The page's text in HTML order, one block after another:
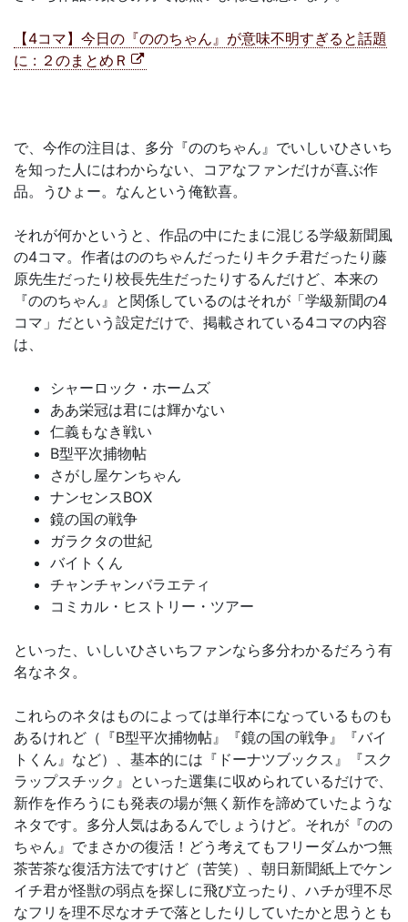
【4コマ】今日の『ののちゃん』が意味不明すぎると話題
に : ２のまとめＲ
で、今作の注目は、多分『ののちゃん』でいしいひさいち
を知った人にはわからない、コアなファンだけが喜ぶ作
品。うひょー。なんという俺歓喜。
それが何かというと、作品の中にたまに混じる学級新聞風
の4コマ。作者はののちゃんだったりキクチ君だったり藤
原先生だったり校長先生だったりするんだけど、本来の
『ののちゃん』と関係しているのはそれが「学級新聞の4
コマ」だという設定だけで、掲載されている4コマの内容
は、
シャーロック・ホームズ
ああ栄冠は君には輝かない
仁義もなき戦い
B型平次捕物帖
さがし屋ケンちゃん
ナンセンスBOX
鏡の国の戦争
ガラクタの世紀
バイトくん
チャンチャンバラエティ
コミカル・ヒストリー・ツアー
といった、いしいひさいちファンなら多分わかるだろう有
名なネタ。
これらのネタはものによっては単行本になっているものも
あるけれど（『B型平次捕物帖』『鏡の国の戦争』『バイ
トくん』など）、基本的には『ドーナツブックス』『スク
ラップスチック』といった選集に収められているだけで、
新作を作ろうにも発表の場が無く新作を諦めていたような
ネタです。多分人気はあるんでしょうけど。それが『のの
ちゃん』でまさかの復活！どう考えてもフリーダムかつ無
茶苦茶な復活方法ですけど（苦笑）、朝日新聞紙上でケン
イチ君が怪獣の弱点を探しに飛び立ったり、ハチが理不尽
なフリを理不尽なオチで落としたりしていたかと思うとも